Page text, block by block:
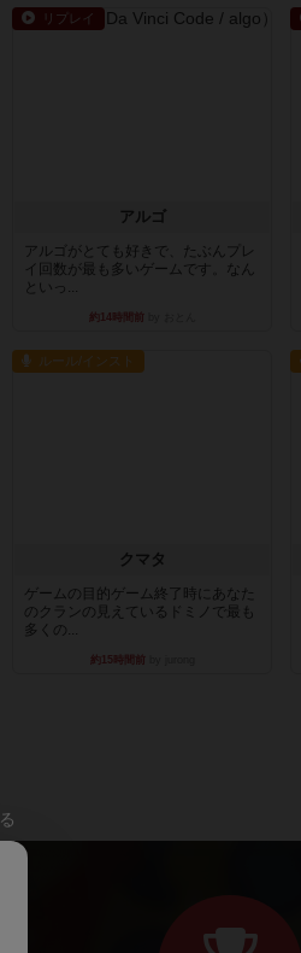
リプレイ
アルゴ
アルゴがとても好きで、たぶんプレ
イ回数が最も多いゲームです。なん
といっ...
約14時間前
ルール/インスト
クマタ
ゲームの目的ゲーム終了時にあなた
のクランの見えているドミノで最も
多くの...
約15時間前